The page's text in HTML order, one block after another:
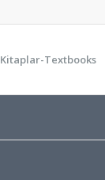
Kitaplar-Textbooks